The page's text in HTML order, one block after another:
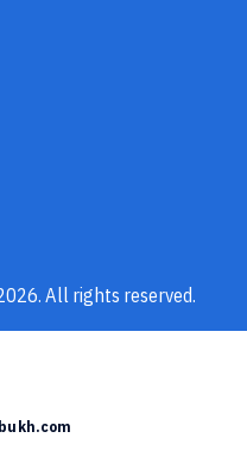
All rights reserved.